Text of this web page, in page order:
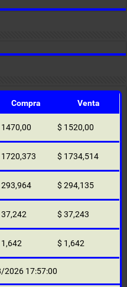
Compra Venta
1470,00 $ 1520,00
1720,373 $ 1734,514
293,964 $ 294,135
37,242 $ 37,243
1,642 $ 1,642
2026 17:57:00